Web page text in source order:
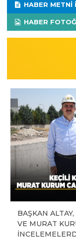
HABER METNI
HABER
BAŞKAN
VE MURAT